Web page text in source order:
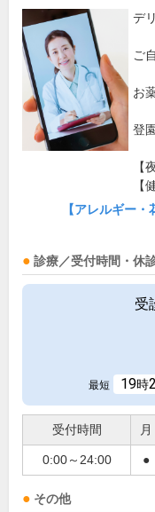
デ
ご
お
登
【
【
【アレルギー
診療／受付時間・休
受
最短 19時
受付時間 月
0:00～24:00 ●
その他